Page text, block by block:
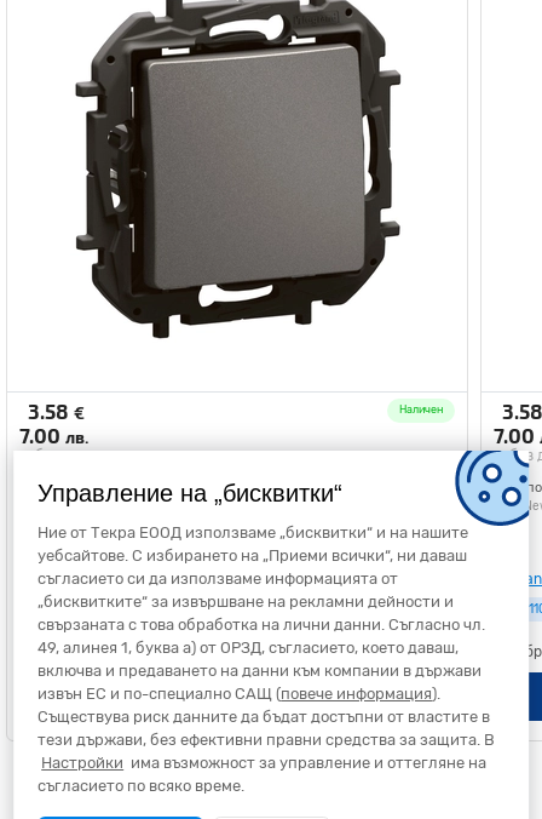
Управление на „бисквитки“
Ние от Текра ЕООД използваме „бисквитки“ и на нашите
уебсайтове. С избирането на „Приеми всички“, ни даваш
съгласието си да използваме информацията от
„бисквитките“ за извършване на рекламни дейности и
свързаната с това обработка на лични данни. Съгласно чл.
49, алинея 1, буква а) от ОРЗД, съгласието, което даваш,
включва и предаването на данни към компании в държави
извън ЕС и по-специално САЩ (повече информация).
Съществува риск данните да бъдат достъпни от властите в
тези държави, без ефективни правни средства за защита. В
Настройки има възможност за управление и оттегляне на
съгласието по всяко време.
3.58 €
7.00 лв.
без ддс
Наличен
Еднополюсен ключ 10A Сив - Legrand Niloe New NP2110MG
Niloe New
Legrand
NP2110MG
1 бр. Пакетаж(10 бр.)
Добави в количка
7.00
без
Niloe
1